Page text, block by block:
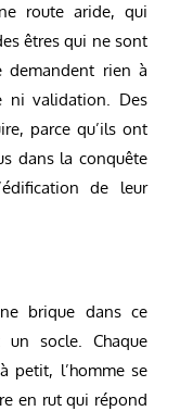
route aride, qui
êtres qui ne sont
demandent rien à
ni validation. Des
parce qu’ils ont
dans la conquête
de leur
brique dans ce
un socle. Chaque
petit, l’homme se
en rut qui répond